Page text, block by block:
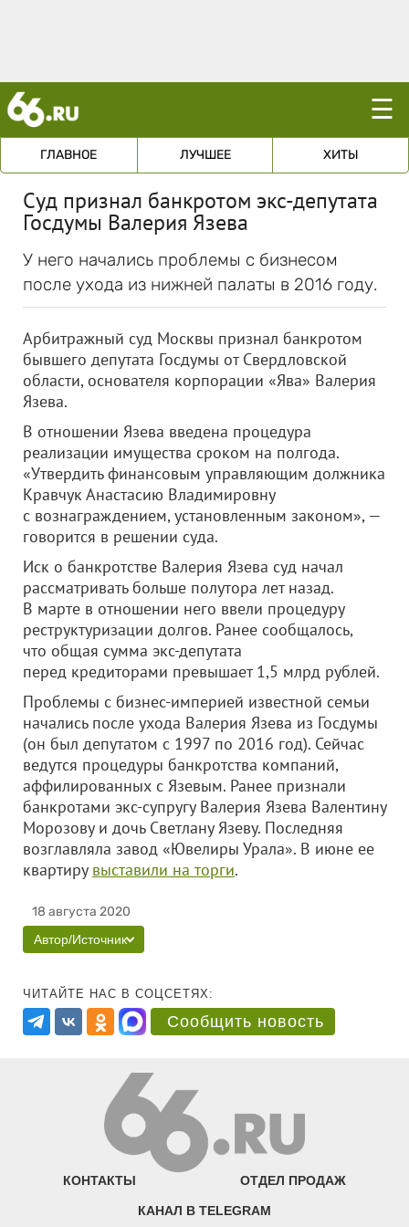
☰
ГЛАВНОЕ ЛУЧШЕЕ ХИТЫ
Суд признал банкротом экс-депутата
Госдумы Валерия Язева
У него начались проблемы с бизнесом
после ухода из нижней палаты в 2016 году.
Арбитражный суд Москвы признал банкротом
бывшего депутата Госдумы от Свердловской
области, основателя корпорации «Ява» Валерия
Язева.
В отношении Язева введена процедура
реализации имущества сроком на полгода.
«Утвердить финансовым управляющим должника
Кравчук Анастасию Владимировну
с вознаграждением, установленным законом», —
говорится в решении суда.
Иск о банкротстве Валерия Язева суд начал
рассматривать больше полутора лет назад.
В марте в отношении него ввели процедуру
реструктуризации долгов. Ранее сообщалось,
что общая сумма экс-депутата
перед кредиторами превышает 1,5 млрд рублей.
Проблемы с бизнес-империей известной семьи
начались после ухода Валерия Язева из Госдумы
(он был депутатом с 1997 по 2016 год). Сейчас
ведутся процедуры банкротства компаний,
аффилированных с Язевым. Ранее признали
банкротами экс-супругу Валерия Язева Валентину
Морозову и дочь Светлану Язеву. Последняя
возглавляла завод «Ювелиры Урала». В июне ее
квартиру выставили на торги.
18 августа 2020
Автор/Источник
ЧИТАЙТЕ НАС В СОЦСЕТЯХ:
Сообщить новость
КОНТАКТЫ ОТДЕЛ ПРОДАЖ
КАНАЛ В TELEGRAM